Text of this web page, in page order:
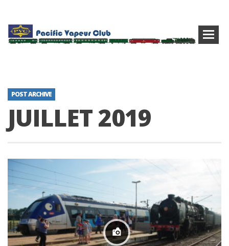
POST ARCHIVE
JUILLET 2019